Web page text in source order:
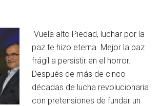
Vuela alto Piedad, luchar por la
paz te hizo eterna. Mejor la paz
frágil a persistir en el horror.
Después de más de cinco
décadas de lucha revolucionaria
con pretensiones de fundar un